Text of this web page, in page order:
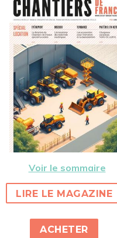
Voir le sommaire
LIRE LE MAGAZINE
ACHETER